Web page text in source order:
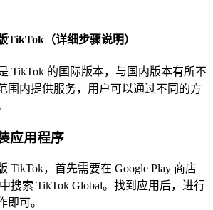
TikTok（详细步骤说明）
TikTok 的国际版本，与国内版本有所不
围内提供服务，用户可以通过不同的方
应用程序
TikTok，首先需要在 Google Play 商店
搜索 TikTok Global。找到应用后，进行
即可。